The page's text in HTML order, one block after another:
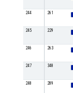
244 261
245 229
246 263
247 348
248 289